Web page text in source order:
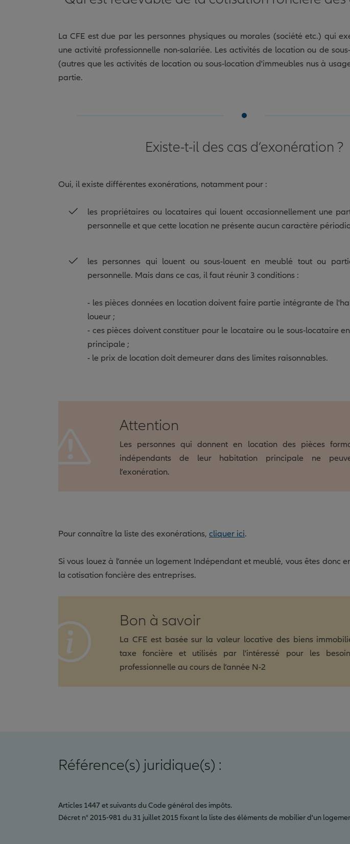
La CFE est due par les personnes physiques ou morales (société etc.) qui
une activité professionnelle non-salariée. Les activités de location ou de
(autres que les activités de location ou sous-location d'immeubles nus à
partie.
Existe-t-il des cas d’exonération ?
Oui, il existe différentes exonérations, notamment pour :
les propriétaires ou locataires qui louent occasionnellement une
personnelle et que cette location ne présente aucun caractère
les personnes qui louent ou sous-louent en meublé tout ou
personnelle. Mais dans ce cas, il faut réunir 3 conditions :
- les pièces données en location doivent faire partie intégrante de
loueur ;
- ces pièces doivent constituer pour le locataire ou le sous-locataire
principale ;
- le prix de location doit demeurer dans des limites raisonnables.
Attention
Les personnes qui donnent en location des pièces
indépendants de leur habitation principale ne
l’exonération.
Pour connaître la liste des exonérations, cliquer ici.
Si vous louez à l’année un logement Indépendant et meublé, vous êtes donc
la cotisation foncière des entreprises.
Bon à savoir
La CFE est basée sur la valeur locative des biens
taxe foncière et utilisés par l'intéressé pour les
professionnelle au cours de l’année N-2
Référence(s) juridique(s) :
Articles 1447 et suivants du Code général des impôts.
Décret n° 2015-981 du 31 juillet 2015 fixant la liste des éléments de mobilier d'un